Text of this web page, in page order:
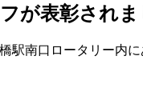
が表彰されま
駅南口ロータリー内